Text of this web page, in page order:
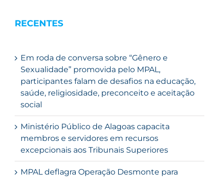
RECENTES
Em roda de conversa sobre “Gênero e
Sexualidade” promovida pelo MPAL,
participantes falam de desafios na educação,
saúde, religiosidade, preconceito e aceitação
social
Ministério Público de Alagoas capacita
membros e servidores em recursos
excepcionais aos Tribunais Superiores
MPAL deflagra Operação Desmonte para